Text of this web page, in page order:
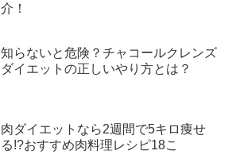
介！
知らないと危険？チャコールクレンズ
ダイエットの正しいやり方とは？
肉ダイエットなら2週間で5キロ痩せ
る!?おすすめ肉料理レシピ18こ